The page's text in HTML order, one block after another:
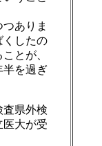
ありま
くしたの
とが、
半を過ぎ
査県外検
医大が受